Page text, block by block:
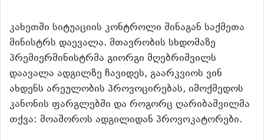
კახეთში სიტუაციის კონტროლი შინაგან საქმეთა
მინისტრს დაევალა. მთავრობის სხდომაზე
პრემიერმინისტრმა გიორგი მღებრიშვილს
დაავალა ადგილზე ჩავიდეს, გაარკვიოს ვინ
ახდენს არეულობის პროვოცირებას, იმოქმედოს
კანონის ფარგლებში და როგორც ღარიბაშვილმა
თქვა: მოაშოროს ადგილიდან პროვოკატორები.